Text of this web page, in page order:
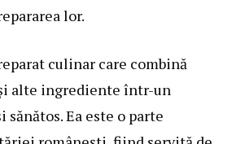
lor.
culinar care combină
alte ingrediente într-un
Ea este o parte